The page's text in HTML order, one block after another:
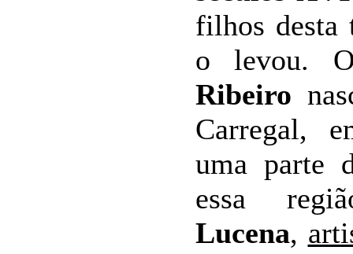
filhos desta
o levou.
Ribeiro
Carregal,
uma parte
essa
Lucena,